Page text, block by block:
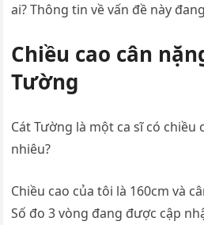
ai? Thông tin về vấn đề này
Chiều cao cân
Tường
Cát Tường là một ca sĩ có chiều
nhiêu?
Chiều cao của tôi là 160cm và
Số đo 3 vòng đang được cập